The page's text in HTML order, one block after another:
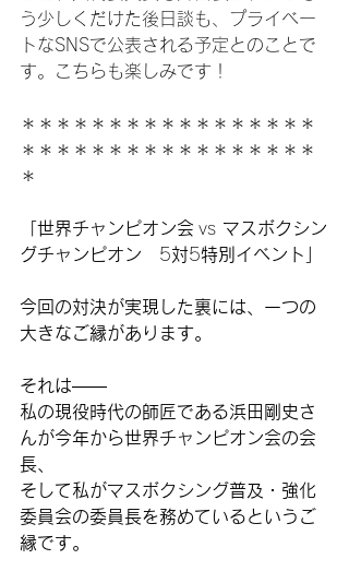
う少しくだけた後日談も、プライベー
トなSNSで公表される予定とのことで
す。こちらも楽しみです！
＊＊＊＊＊＊＊＊＊＊＊＊＊＊＊＊＊
＊＊＊＊＊＊＊＊＊＊＊＊＊＊＊＊＊
＊
「世界チャンピオン会 vs マスボクシン
グチャンピオン 5対5特別イベント」
今回の対決が実現した裏には、一つの
大きなご縁があります。
それは——
私の現役時代の師匠である浜田剛史さ
んが今年から世界チャンピオン会の会
長、
そして私がマスボクシング普及・強化
委員会の委員長を務めているというご
縁です。